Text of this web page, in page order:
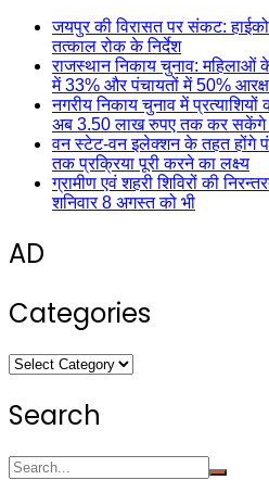
जयपुर की विरासत पर संकट:
तत्काल रोक के निर्देश
राजस्थान निकाय चुनाव: महिलाओं
में 33% और पंचायतों में 50%
नगरीय निकाय चुनाव में प्रत्याशियों
अब 3.50 लाख रुपए तक कर सकेंगे
वन स्टेट-वन इलेक्शन के तहत होंगे
तक प्रक्रिया पूरी करने का लक्ष्य
ग्रामीण एवं शहरी शिविरों की
शनिवार 8 अगस्त को भी
AD
Categories
Categories
Search